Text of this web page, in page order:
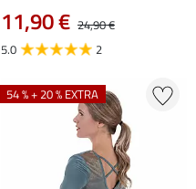
11,90 € 24,90 €
5.0
2
54 % + 20 % EXTRA